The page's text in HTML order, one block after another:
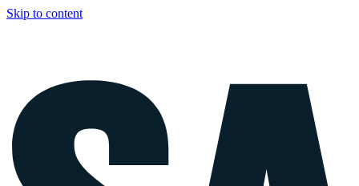
Skip to content